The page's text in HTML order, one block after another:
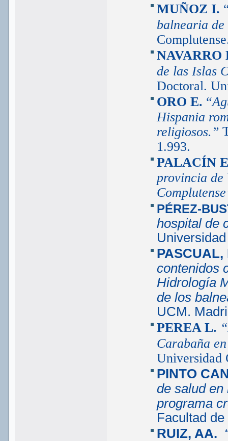
MUÑOZ I.
balnearia
NAVARRO
de las Islas
Doctoral.
ORO E. “
Hispania
religiosos.”
1.993.
PALACÍN
provincia de
PÉREZ-
hospital de
PASCUAL,
contenidos
Hidrología
de los
UCM.
PEREA L.
Carabaña
Universidad
PINTO
de salud en
programa
Facultad
RUIZ, AA.